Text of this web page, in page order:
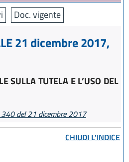
Doc. vigente
21 dicembre 2017,
SULLA TUTELA E L’USO DEL
del 21 dicembre 2017
CHIUDI L'INDICE